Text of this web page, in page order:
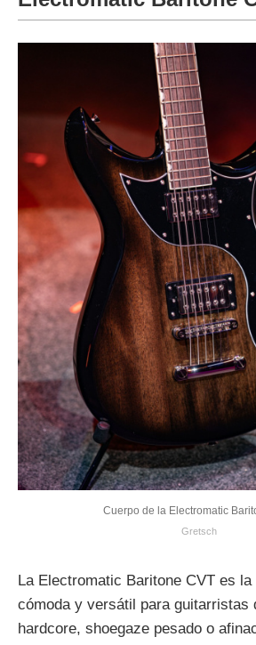
Cuerpo de la Electromatic
Gretsch
La Electromatic Baritone CVT es la
cómoda y versátil para guitarristas
hardcore, shoegaze pesado o